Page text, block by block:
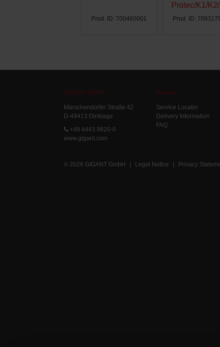
Prod. ID: 700460001
Protec/K1/
Ø300 -
Prod. ID:
GIGANT GmbH
Märschendorfer Straße 42
D-49413 Dinklage
+49 4443 9620-0
www.gigant.com
Service
Service Locator
Delivery Information
FAQ
© 2026 GIGANT GmbH | Legal Notice | Privacy